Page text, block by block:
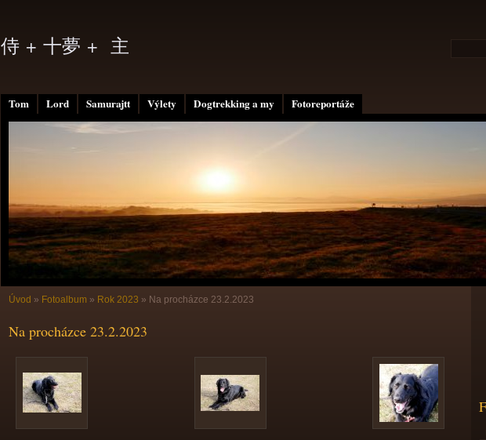
Tom Lord Samurajtt Výlety Dogtrekking a my Fotoreportáže
侍 + 十夢 + 主
Úvod » Fotoalbum » Rok 2023 » Na procházce 23.2.2023
Na procházce 23.2.2023